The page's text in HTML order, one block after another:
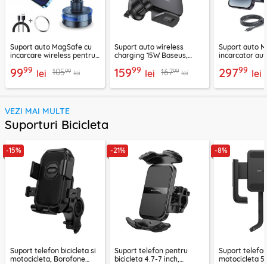
Suport auto MagSafe cu
incarcare wireless pentru
ChargeMagX HOLD253
9999 lei 10599 lei
Suport auto wireless
charging 15W Baseus,
15999 lei 16799 lei
Suport auto
incarcator
29799 lei
VEZI MAI MULTE
Suporturi Bicicleta
-15%
Suport telefon bicicleta si
motocicleta, Borofone
-21%
Suport telefon pentru
bicicleta 4.7-7 inch,
-8%
Suport
motocicleta